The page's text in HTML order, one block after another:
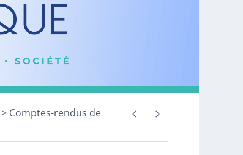
Comptes-rendus de